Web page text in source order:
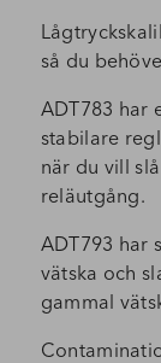
så du
ADT783 har
stabilare
när du vill
reläutgång.
ADT793 har
vätska och
gammal